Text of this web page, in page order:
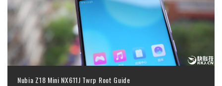
Nubia Z18 Mini NX611J Twrp Root Guide